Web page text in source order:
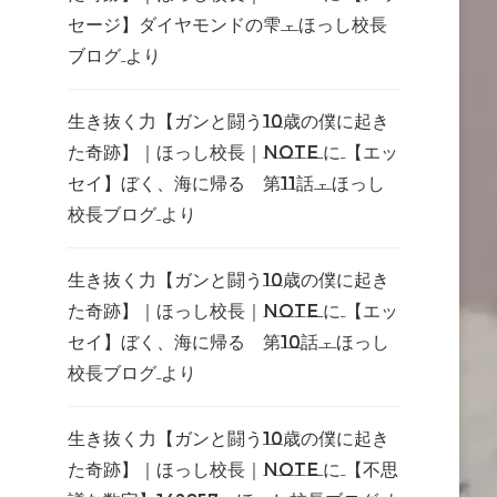
セージ】ダイヤモンドの雫 – ほっし校長
ブログより
生き抜く力【ガンと闘う10歳の僕に起き
た奇跡】｜ほっし校長｜noteに【エッ
セイ】ぼく、海に帰る 第11話 – ほっし
校長ブログより
生き抜く力【ガンと闘う10歳の僕に起き
た奇跡】｜ほっし校長｜noteに【エッ
セイ】ぼく、海に帰る 第10話 – ほっし
校長ブログより
生き抜く力【ガンと闘う10歳の僕に起き
た奇跡】｜ほっし校長｜noteに【不思